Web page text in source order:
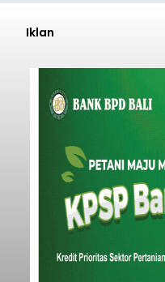
Iklan